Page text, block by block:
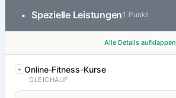
• Spezielle Leistungen 1 Punkt
Alle Details aufklappen
Online-Fitness-Kurse
GLEICHAUF